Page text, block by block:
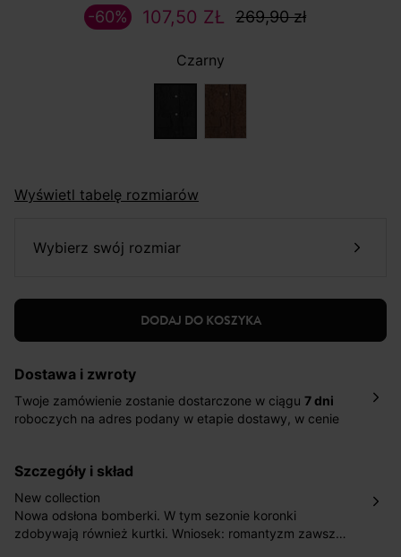
107,50 ZŁ 269,90 zł
-60%
Czarny
Wyświetl tabelę rozmiarów
wybierz swój rozmiar
DODAJ DO KOSZYKA
Dostawa i zwroty
Twoje zamówienie zostanie dostarczone w ciągu 7 dni
roboczych na adres podany w etapie dostawy, w cenie
pośrednictwem DHL Express.
Nowość: Zamówienia dostarczamy w ciągu 4-6 dni
roboczych do wybranego przez Ciebie paczkomatu , a
koszt przesyłki wynosi 9,40 zł.
szczegóły i skład
New collection
Nowa odsłona bomberki. W tym sezonie koronki
zdobywają również kurtki. Wniosek: romantyzm zawsze